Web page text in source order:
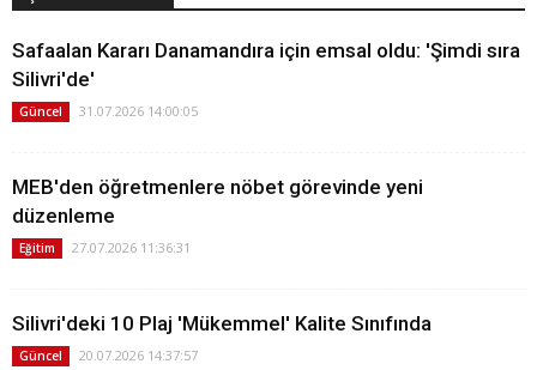
Safaalan Kararı Danamandıra için emsal oldu: 'Şimdi sıra
Silivri'de'
Güncel 31.07.2026 14:00:05
MEB'den öğretmenlere nöbet görevinde yeni
düzenleme
Eğitim 27.07.2026 11:36:31
Silivri'deki 10 Plaj 'Mükemmel' Kalite Sınıfında
Güncel 20.07.2026 14:37:57